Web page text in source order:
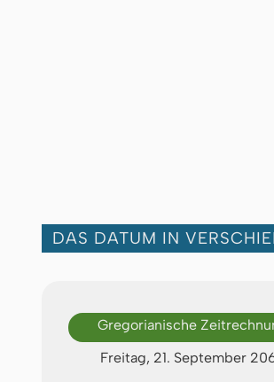
DAS DATUM IN
Gregorianische
Freitag, 21. September